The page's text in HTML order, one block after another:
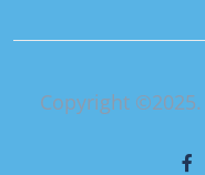
Copyright